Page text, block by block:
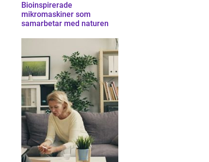
Bioinspirerade
mikromaskiner som
samarbetar med naturen